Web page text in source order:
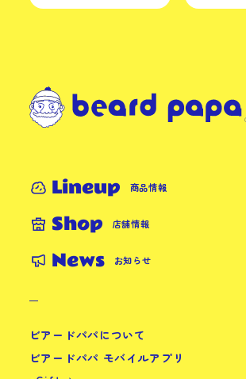
Lineup 商品情報
Shop 店舗情報
News お知らせ
ビアードパパについて
ビアードパパ モバイルアプリ